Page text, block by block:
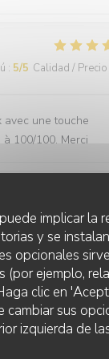
implicar la
y se
opcionales
(por ejemplo,
clic en
sus
izquierda de
: 5/5 Calidad / Precio
une touche
100/100. Merci
: 5/5 Calidad / Precio
Anytime